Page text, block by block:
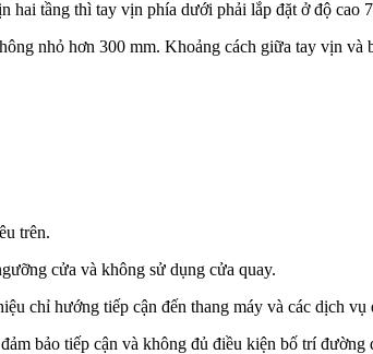
tầng thì tay vịn phía dưới phải lắp đặt ở độ cao
nhỏ hơn 300 mm. Khoảng cách giữa tay vịn và
trên.
cửa và không sử dụng cửa quay.
chỉ hướng tiếp cận đến thang máy và các dịch
bảo tiếp cận và không đủ điều kiện bố trí